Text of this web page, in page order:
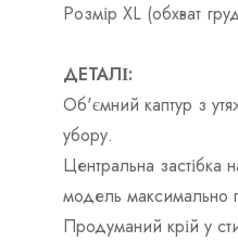
Розмір XL (обхват
ДЕТАЛІ:
Об'ємний каптур з
убору.
Центральна застібка
модель максимально
Продуманий крій у